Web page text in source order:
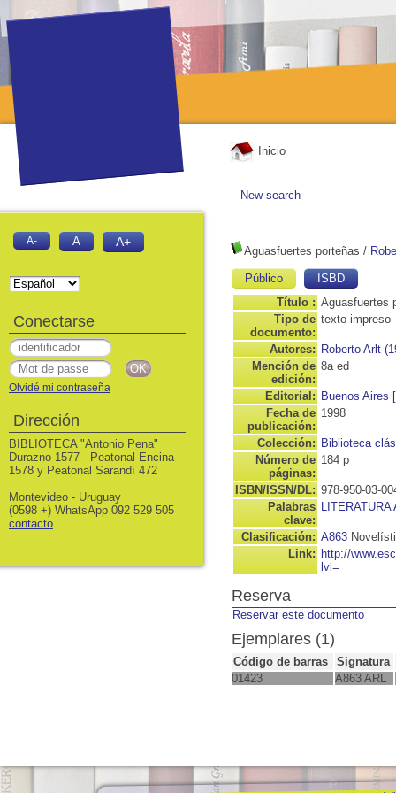
Inicio
New search
Aguasfuertes porteñas /
Público
ISBD
Título : Aguasfuertes
Tipo de
documento:
texto impreso
Autores: Roberto Arlt
Mención de
edición:
8a ed
Editorial: Buenos Aires
Fecha de
publicación:
1998
Colección: Biblioteca
Número de
páginas:
184 p
ISBN/ISSN/DL: 978-950-03-
Palabras
clave:
LITERATURA
Clasificación: A863
Link: http://
lvl=
Reserva
Reservar este documento
Ejemplares (1)
Código de barras
Signatura
01423
A863 ARL
A- A A+
Conectarse
Olvidé mi contraseña
Dirección
BIBLIOTECA "Antonio Pena"
Durazno 1577 - Peatonal Encina
1578 y Peatonal Sarandí 472
Montevideo - Uruguay
(0598 +) WhatsApp 092 529 505
contacto